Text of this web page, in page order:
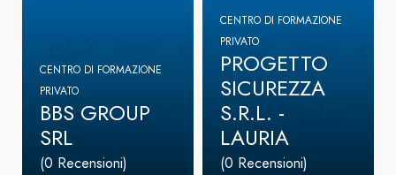
CENTRO DI FORMAZIONE
PRIVATO
BBS GROUP
SRL
(0 Recensioni)
CENTRO DI FORMAZIONE
PRIVATO
PROGETTO
SICUREZZA
S.R.L. -
LAURIA
(0 Recensioni)